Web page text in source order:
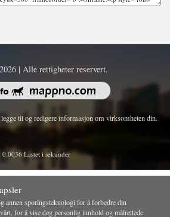
| Alle rettigheter reservert.
til og redigere informasjon om virksomheten din.
0.0036 Lastet i sekunder
annen sporingsteknologi for å forbedre din
for å vise deg personlig innhold og målrettede